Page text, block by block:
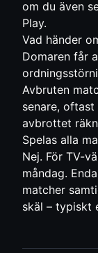
om du även
Play.
Vad händer
Domaren får
Avbruten
senare,
avbrottet
Spelas alla
Nej. För TV-
måndag.
matcher
skäl – typiskt